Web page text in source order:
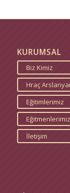
KURUMSAL
Biz Kimiz
Hraç
Eğitimlerimiz
Eğitmenlerimiz
İletişim